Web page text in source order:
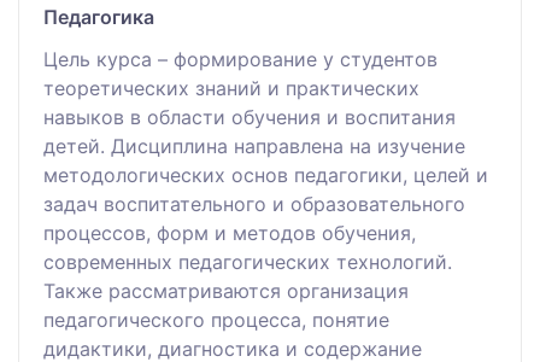
Педагогика
Цель курса – формирование у студентов
теоретических знаний и практических
навыков в области обучения и воспитания
детей. Дисциплина направлена на изучение
методологических основ педагогики, целей и
задач воспитательного и образовательного
процессов, форм и методов обучения,
современных педагогических технологий.
Также рассматриваются организация
педагогического процесса, понятие
дидактики, диагностика и содержание